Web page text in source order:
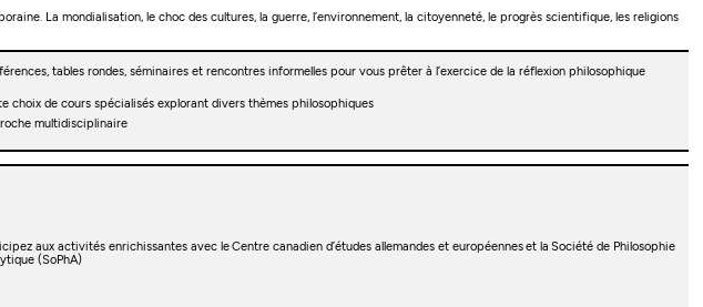
La mondialisation, le choc des cultures, la guerre, l’environnement, la citoyenneté, le progrès scientifique, les religions
tables rondes, séminaires et rencontres informelles pour vous prêter à l’exercice de la réflexion philosophique
choix de cours spécialisés explorant divers thèmes philosophiques
multidisciplinaire
aux activités enrichissantes avec le Centre canadien d’études allemandes et européennes et la Société de Philosophie
(SoPhA)